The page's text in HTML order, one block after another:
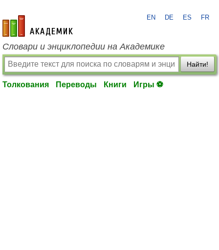
academic.ru
EN DE ES FR
Словари и энциклопедии на Академике
Найти!
Толкования Переводы Книги Игры ⚽